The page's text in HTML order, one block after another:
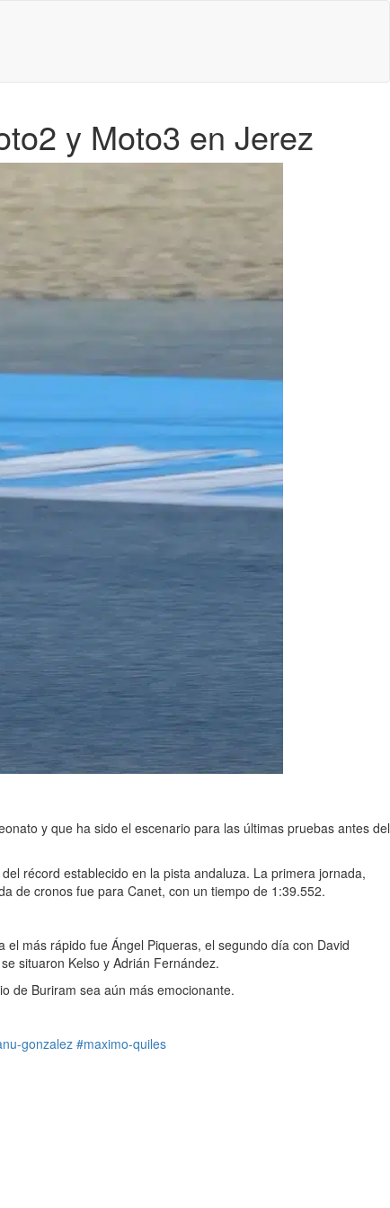
y Moto3 en Jerez
y que ha sido el escenario para las últimas pruebas antes del
récord establecido en la pista andaluza. La primera jornada,
de cronos fue para Canet, con un tiempo de 1:39.552.
más rápido fue Ángel Piqueras, el segundo día con David
situaron Kelso y Adrián Fernández.
de Buriram sea aún más emocionante.
gonzalez#maximo-quiles